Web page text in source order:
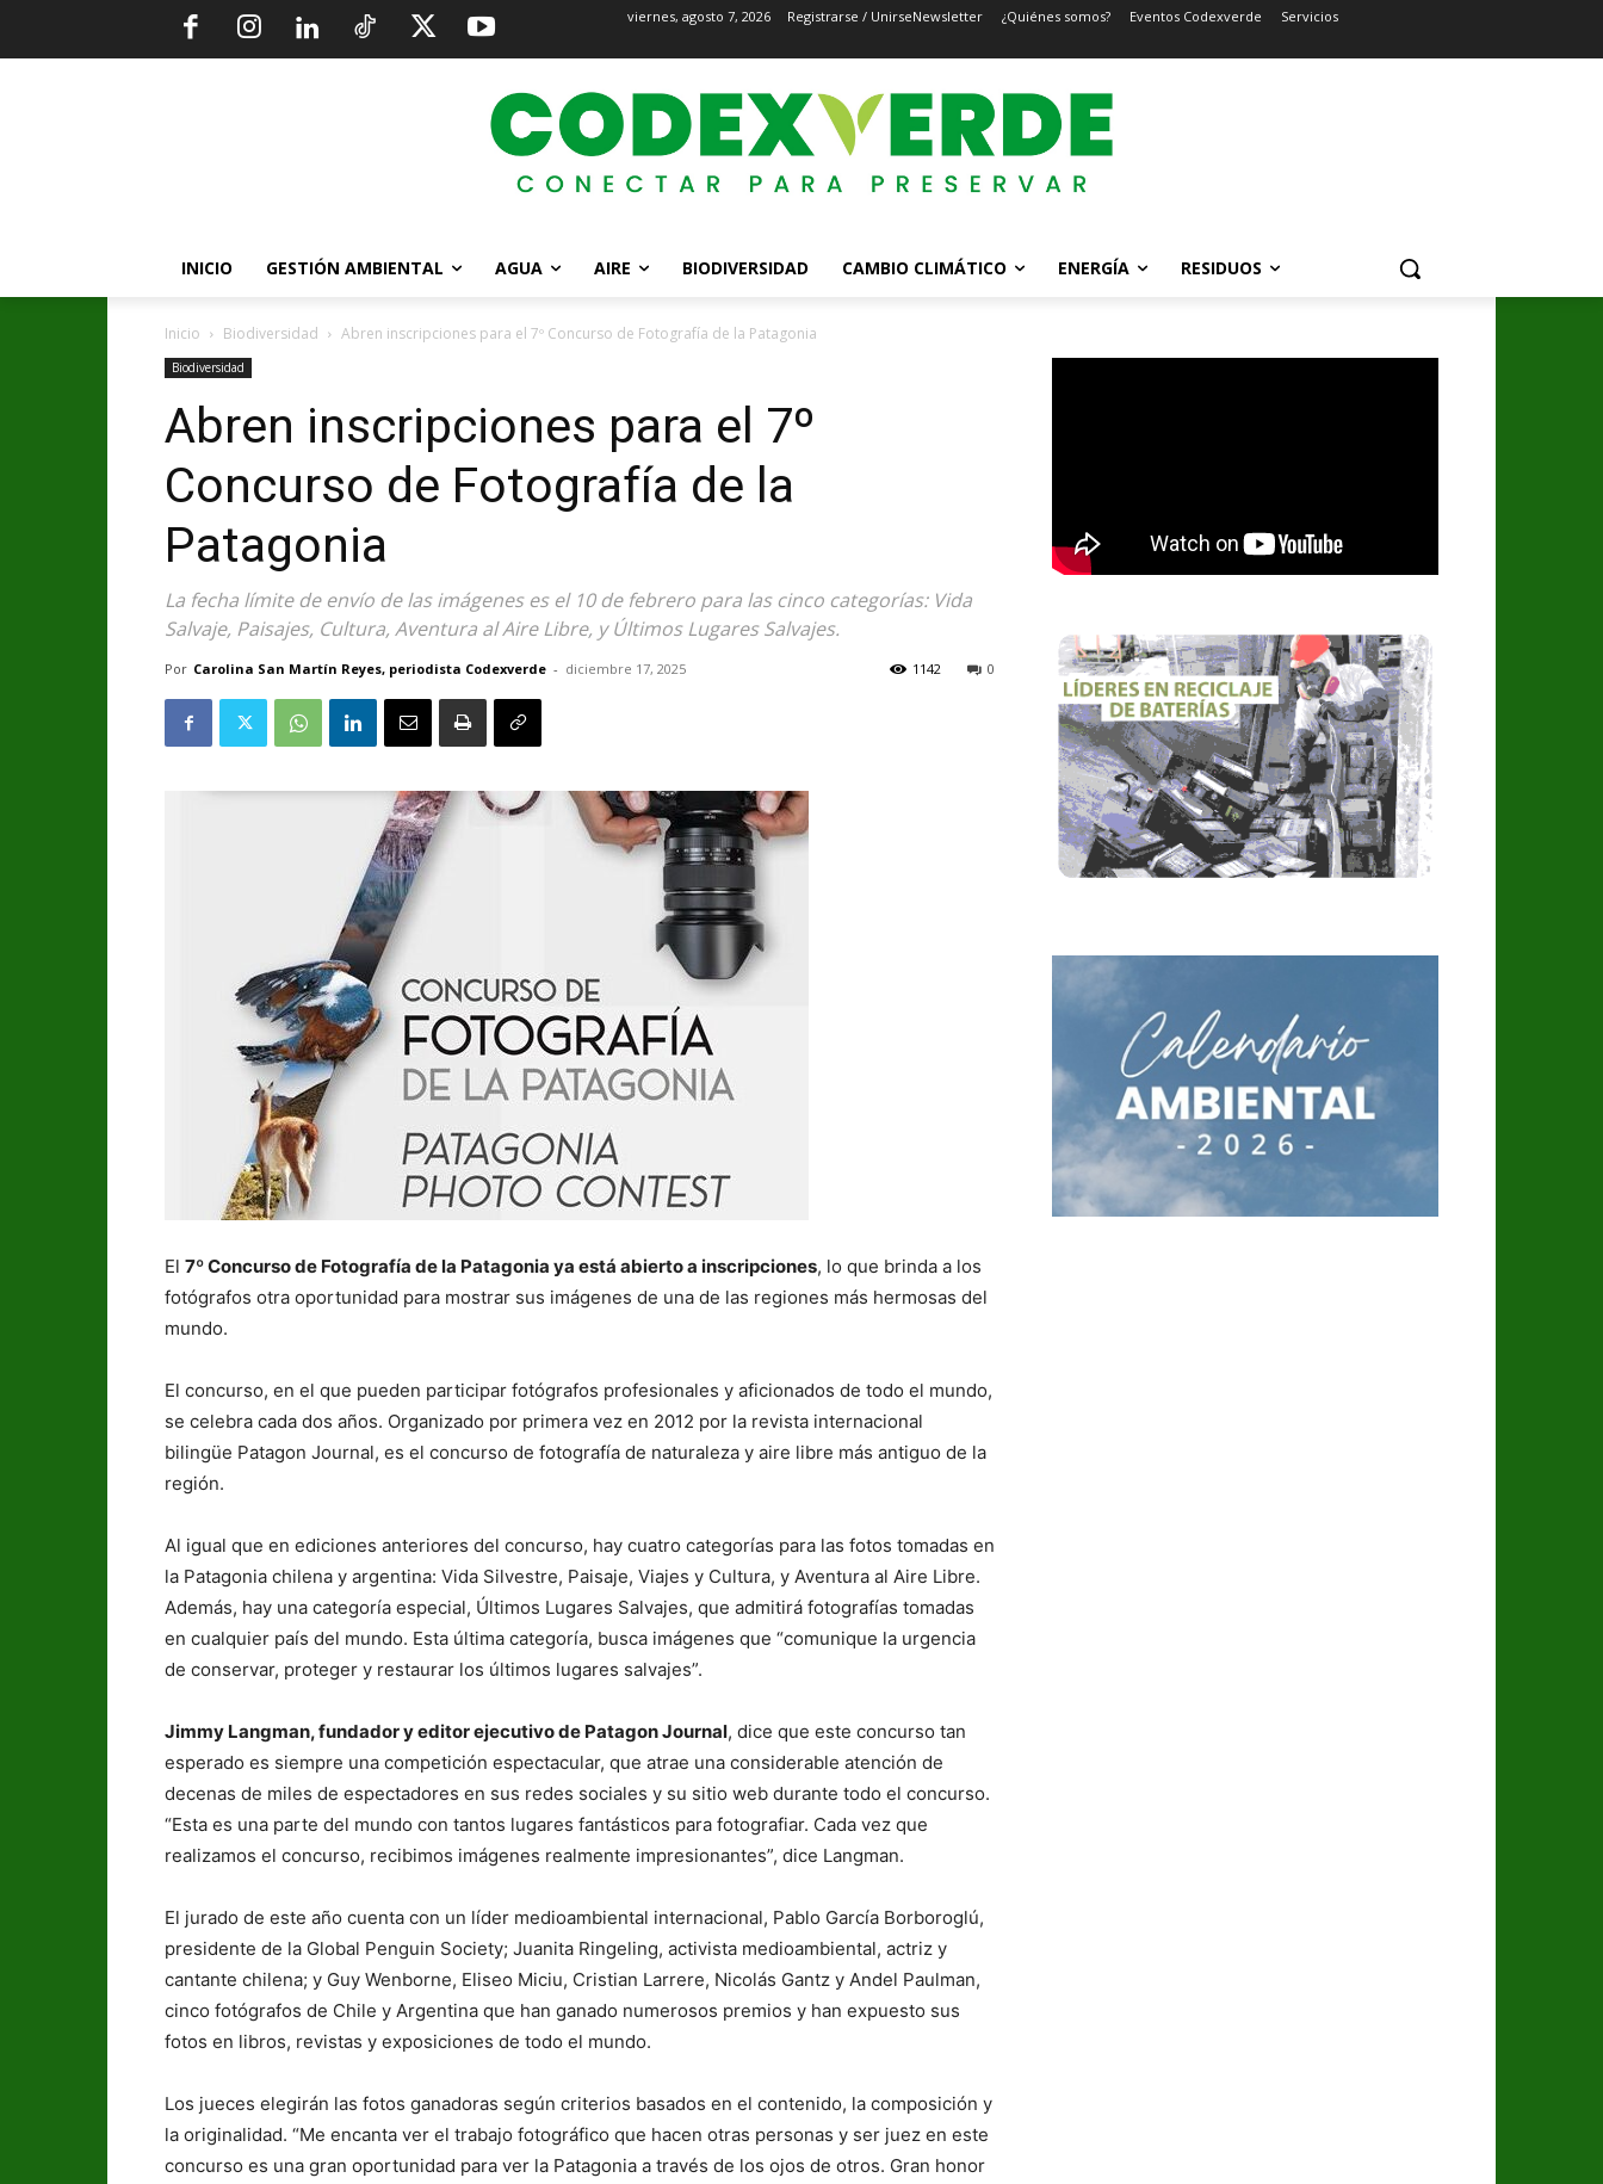
viernes, agosto 7, 2026 Registrarse / UnirseNewsletter ¿Quiénes somos? Eventos Codexverde Servicios
INICIO GESTIÓN AMBIENTAL AGUA AIRE BIODIVERSIDAD CAMBIO CLIMÁTICO ENERGÍA RESIDUOS
Inicio Biodiversidad Abren inscripciones para el 7º Concurso de Fotografía de la Patagonia
Biodiversidad
Abren inscripciones para el 7º
Concurso de Fotografía de la
Patagonia
La fecha límite de envío de las imágenes es el 10 de febrero para las cinco categorías: Vida
Salvaje, Paisajes, Cultura, Aventura al Aire Libre, y Últimos Lugares Salvajes.
Por Carolina San Martín Reyes, periodista Codexverde - diciembre 17, 2025 0
1142
El 7º Concurso de Fotografía de la Patagonia ya está abierto a inscripciones, lo que brinda a los
fotógrafos otra oportunidad para mostrar sus imágenes de una de las regiones más hermosas del
mundo.
El concurso, en el que pueden participar fotógrafos profesionales y aficionados de todo el mundo,
se celebra cada dos años. Organizado por primera vez en 2012 por la revista internacional
bilingüe Patagon Journal, es el concurso de fotografía de naturaleza y aire libre más antiguo de la
región.
Al igual que en ediciones anteriores del concurso, hay cuatro categorías para las fotos tomadas en
la Patagonia chilena y argentina: Vida Silvestre, Paisaje, Viajes y Cultura, y Aventura al Aire Libre.
Además, hay una categoría especial, Últimos Lugares Salvajes, que admitirá fotografías tomadas
en cualquier país del mundo. Esta última categoría, busca imágenes que “comunique la urgencia
de conservar, proteger y restaurar los últimos lugares salvajes”.
Jimmy Langman, fundador y editor ejecutivo de Patagon Journal, dice que este concurso tan
esperado es siempre una competición espectacular, que atrae una considerable atención de
decenas de miles de espectadores en sus redes sociales y su sitio web durante todo el concurso.
“Esta es una parte del mundo con tantos lugares fantásticos para fotografiar. Cada vez que
realizamos el concurso, recibimos imágenes realmente impresionantes”, dice Langman.
El jurado de este año cuenta con un líder medioambiental internacional, Pablo García Borboroglú,
presidente de la Global Penguin Society; Juanita Ringeling, activista medioambiental, actriz y
cantante chilena; y Guy Wenborne, Eliseo Miciu, Cristian Larrere, Nicolás Gantz y Andel Paulman,
cinco fotógrafos de Chile y Argentina que han ganado numerosos premios y han expuesto sus
fotos en libros, revistas y exposiciones de todo el mundo.
Los jueces elegirán las fotos ganadoras según criterios basados en el contenido, la composición y
la originalidad. “Me encanta ver el trabajo fotográfico que hacen otras personas y ser juez en este
concurso es una gran oportunidad para ver la Patagonia a través de los ojos de otros. Gran honor